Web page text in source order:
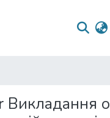
Викладання